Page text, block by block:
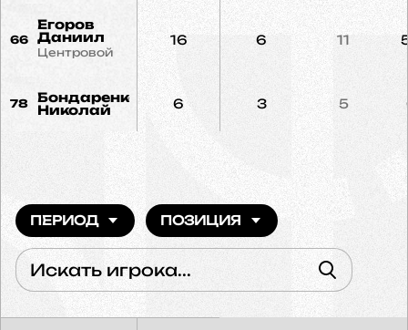
66
Егоров
Даниил
Центровой
16 6 11
78
Бондаренко
Николай
6 3 5
ПЕРИОД ПОЗИЦИЯ